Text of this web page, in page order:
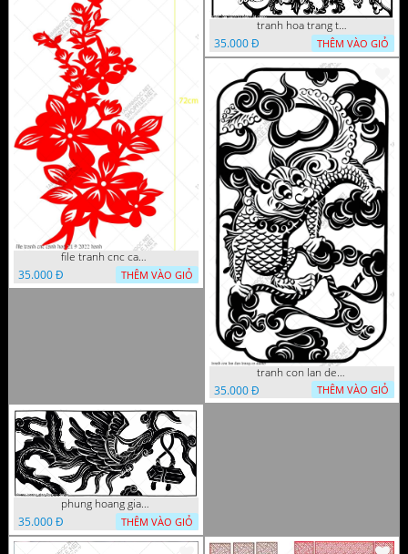
file tranh cnc canh hoa 21 9 2022 hanh
35.000 Đ
THÊM VÀO GIỎ
tranh hoa trang tri dep mat
35.000 Đ
THÊM VÀO GIỎ
tranh con lan den trang co
35.000 Đ
THÊM VÀO GIỎ
phung hoang giao thu cnc
35.000 Đ
THÊM VÀO GIỎ